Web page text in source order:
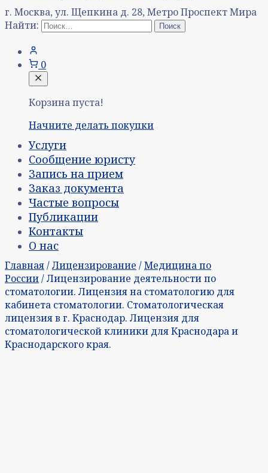
г. Москва, ул. Щепкина д. 28, Метро Проспект Мира
Найти:
0
Корзина пуста!
Начните делать покупки
Услуги
Сообщение юристу
Запись на прием
Заказ документа
Частые вопросы
Публикации
Контакты
О нас
Главная/Лицензирование /Медицина по
России/ Лицензирование деятельности по
стоматологии. Лицензия на стоматологию для
кабинета стоматологии. Стоматологическая
лицензия в г. Краснодар. Лицензия для
стоматологической клиники для Краснодара и
Краснодарского края.